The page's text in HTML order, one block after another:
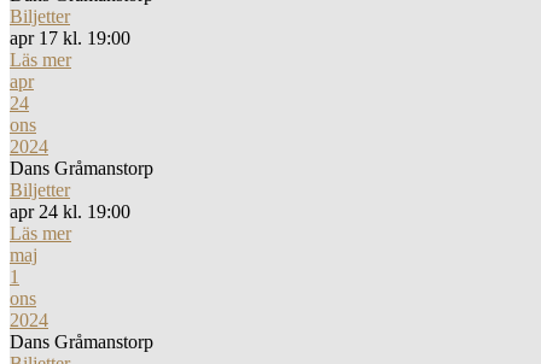
Biljetter
apr 17 kl. 19:00
Läs mer
apr
24
ons
2024
Dans Gråmanstorp
Biljetter
apr 24 kl. 19:00
Läs mer
maj
1
ons
2024
Dans Gråmanstorp